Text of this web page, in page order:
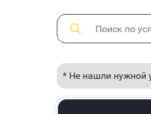
* Не нашли нужной